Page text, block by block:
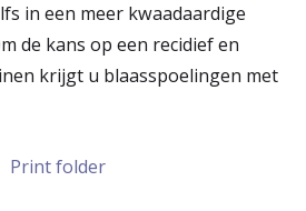
in een meer kwaadaardige
de kans op een recidief en
krijgt u blaasspoelingen met
Print folder